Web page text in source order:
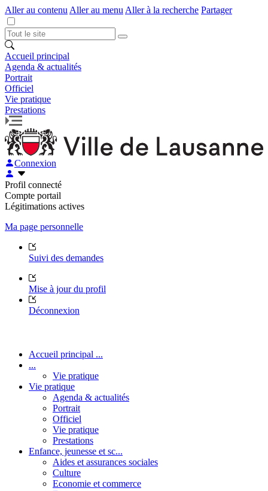
Aller au contenu Aller au menu Aller à la recherche Partager
Accueil principal
Agenda & actualités
Portrait
Officiel
Vie pratique
Prestations
Connexion
Profil connecté
Compte portail
Légitimations actives
Ma page personnelle
Suivi des demandes
Mise à jour du profil
Déconnexion
Accueil principal ...
...
Vie pratique
Vie pratique
Agenda & actualités
Portrait
Officiel
Vie pratique
Prestations
Enfance, jeunesse et sc...
Aides et assurances sociales
Culture
Economie et commerce